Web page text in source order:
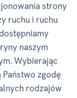
MB
strony
ruchu i ruchu
naszym
Wybierając
Państwo zgodę
rodzajów